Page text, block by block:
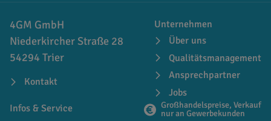
4GM GmbH
Niederkircher Straße 28
54294 Trier
Kontakt
Unternehmen
Über uns
Qualitätsmanagement
Ansprechpartner
Jobs
Infos & Service
Großhandelspreise, Verkauf
nur an Gewerbekunden